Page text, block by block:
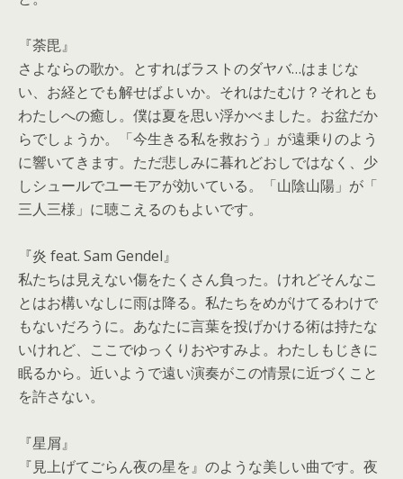
『荼毘』
さよならの歌か。とすればラストのダヤバ…はまじな
い、 お経とでも解せばよいか。それはたむけ？ それとも
わたしへの癒し。僕は夏を思い浮かべました。 お盆だか
らでしょうか。「今生きる私を救おう」 が遠乗りのよう
に響いてきます。 ただ悲しみに暮れどおしではなく、 少
しシュールでユーモアが効いている。「山陰山陽」が「
三人三様」に聴こえるのもよいです。
『炎 feat. Sam Gendel』
私たちは見えない傷をたくさん負った。 けれどそんなこ
とはお構いなしに雨は降る。 私たちをめがけてるわけで
もないだろうに。 あなたに言葉を投げかける術は持たな
いけれど、 ここでゆっくりおやすみよ。わたしもじきに
眠るから。 近いようで遠い演奏がこの情景に近づくこと
を許さない。
『星屑』
『見上げてごらん夜の星を』のような美しい曲です。夜